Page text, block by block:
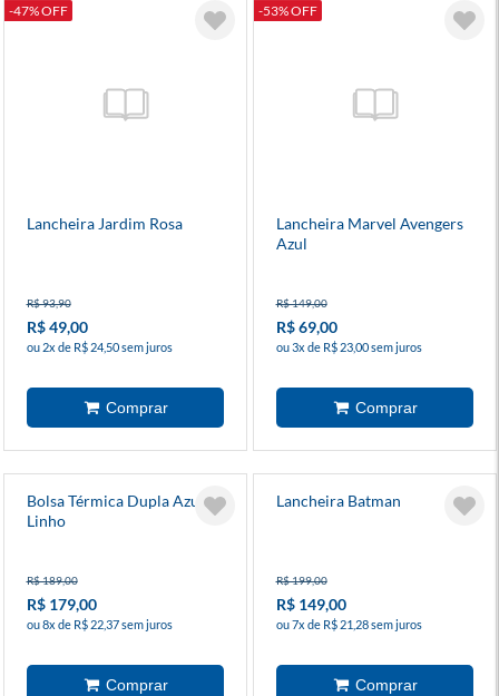
-47% OFF
Lancheira Jardim Rosa
R$ 93,90
R$ 49,00
ou 2x de R$ 24,50 sem juros
-53% OFF
Lancheira Marvel Avengers
Azul
R$ 149,00
R$ 69,00
ou 3x de R$ 23,00 sem juros
Bolsa Térmica Dupla Azul
Linho
R$ 189,00
R$ 179,00
ou 8x de R$ 22,37 sem juros
Lancheira Batman
R$ 199,00
R$ 149,00
ou 7x de R$ 21,28 sem juros